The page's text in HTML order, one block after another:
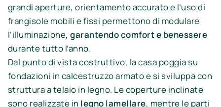
grandi aperture, orientamento accurato e l’uso di
frangisole mobili e fissi permettono di modulare
l’illuminazione, garantendo comfort e benessere
durante tutto l’anno.
Dal punto di vista costruttivo, la casa poggia su
fondazioni in calcestruzzo armato e si sviluppa con
struttura a telaio in legno. Le coperture inclinate
sono realizzate in legno lamellare, mentre le parti